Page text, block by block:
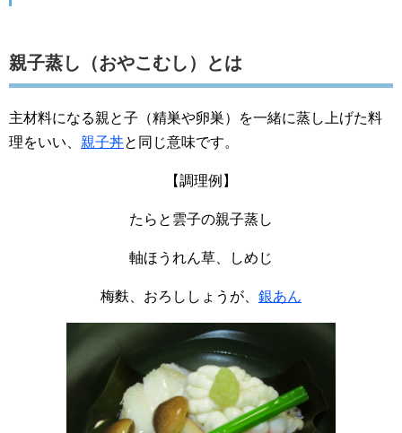
親子蒸し（おやこむし）とは
主材料になる親と子（精巣や卵巣）を一緒に蒸し上げた料
理をいい、 親子丼と同じ意味です。
【調理例】
たらと雲子の親子蒸し
軸ほうれん草、しめじ
梅麩、おろししょうが、 銀あん